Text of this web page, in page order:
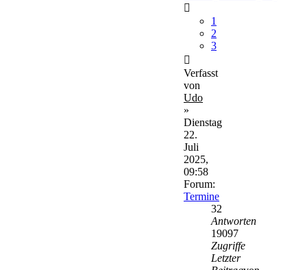
1
2
3
Verfasst
von
Udo
»
Dienstag
22.
Juli
2025,
09:58
Forum:
Termine
32
Antworten
19097
Zugriffe
Letzter